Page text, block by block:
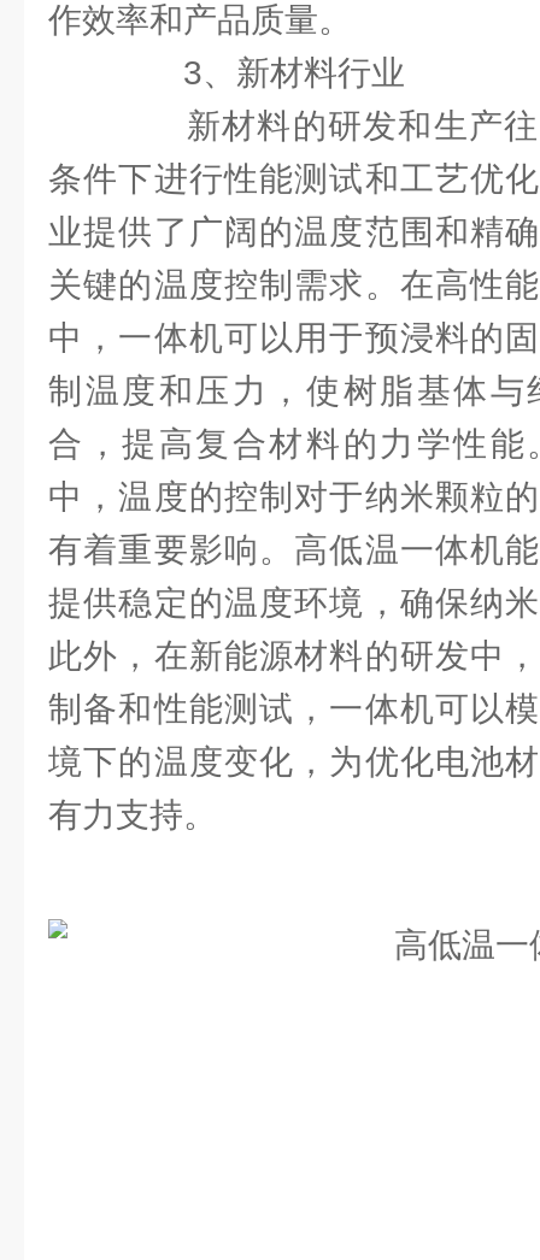
作效率和产品质量。
3、新材料行业
新材料的研发和生产往
条件下进行性能测试和工艺优
业提供了广阔的温度范围和精
关键的温度控制需求。在高性
中，一体机可以用于预浸料的
制温度和压力，使树脂基体与
合，提高复合材料的力学性能
中，温度的控制对于纳米颗粒
有着重要影响。高低温一体机
提供稳定的温度环境，确保纳
此外，在新能源材料的研发中
制备和性能测试，一体机可以
境下的温度变化，为优化电池
有力支持。